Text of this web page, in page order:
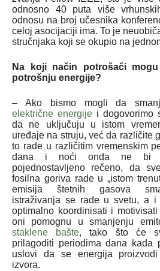
odnosno 40 puta više
odnosu na broj učesnika
celoj asocijaciji ima. To je
stručnjaka koji se okupio na
Na koji način potrošači
potrošnju energije?
– Ako bismo mogli da
električne energije i dogovorimo
da ne uključuju u istom
uređaje na struju, već da različite
to rade u različitim vremenskim
dana i noći onda ne bi
pojednostavljeno rečeno, da
fosilna goriva rade u „istom
emisija štetnih gasova
istraživanja se rade u svetu, a i
optimalno koordinisati i
oni pomognu u smanjenju
staklene bašte, tako što će
prilagoditi periodima dana kada
uslovi da se energija
izvora.